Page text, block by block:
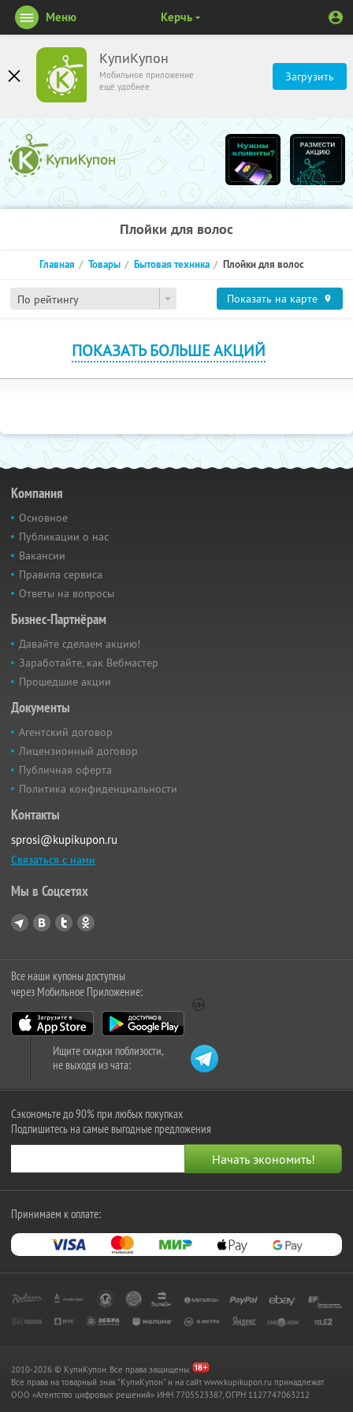
КупиКупон
Мобильное приложение
ещё удобнее
Загрузить
Меню Керчь
Плойки для волос
По рейтингу
Главная Товары Бытовая техника Плойки для волос
Показать на карте
ПОКАЗАТЬ БОЛЬШЕ АКЦИЙ
Компания
Основное
Публикации о нас
Вакансии
Правила сервиса
Ответы на вопросы
Бизнес-Партнёрам
Давайте сделаем акцию!
Заработайте, как Вебмастер
Прошедшие акции
Документы
Агентский договор
Лицензионный договор
Публичная оферта
Политика конфиденциальности
Контакты
sprosi@kupikupon.ru
Связаться с нами
Мы в Соцсетях
Все наши купоны доступны
через Мобильное Приложение:
Ищите скидки поблизости,
не выходя из чата:
Сэкономьте до 90% при любых покупках
Подпишитесь на самые выгодные предложения
Принимаем к оплате:
2010-2026 © КупиКупон. Все права защищены.
Все права на товарный знак "КупиКупон" и на сайт www.kupikupon.ru принадлежат
OOO «Агентство цифровых решений» ИНН 7705523387, ОГРН 1127747063212